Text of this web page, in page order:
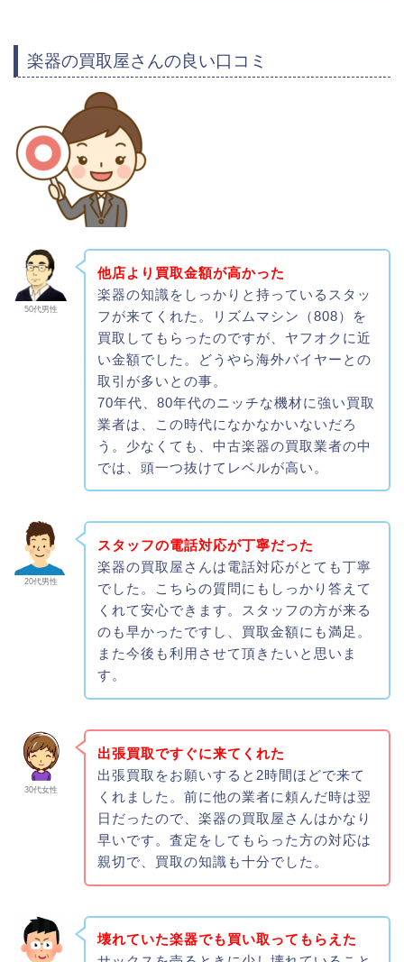
楽器の買取屋さんの良い口コミ
50代男性
他店より買取金額が高かった
楽器の知識をしっかりと持っているスタッ
フが来てくれた。リズムマシン（808）を
買取してもらったのですが、ヤフオクに近
い金額でした。どうやら海外バイヤーとの
取引が多いとの事。
70年代、80年代のニッチな機材に強い買取
業者は、この時代になかなかいないだろ
う。少なくても、中古楽器の買取業者の中
では、頭一つ抜けてレベルが高い。
20代男性
スタッフの電話対応が丁寧だった
楽器の買取屋さんは電話対応がとても丁寧
でした。こちらの質問にもしっかり答えて
くれて安心できます。スタッフの方が来る
のも早かったですし、買取金額にも満足。
また今後も利用させて頂きたいと思いま
す。
30代女性
出張買取ですぐに来てくれた
出張買取をお願いすると2時間ほどで来て
くれました。前に他の業者に頼んだ時は翌
日だったので、楽器の買取屋さんはかなり
早いです。査定をしてもらった方の対応は
親切で、買取の知識も十分でした。
壊れていた楽器でも買い取ってもらえた